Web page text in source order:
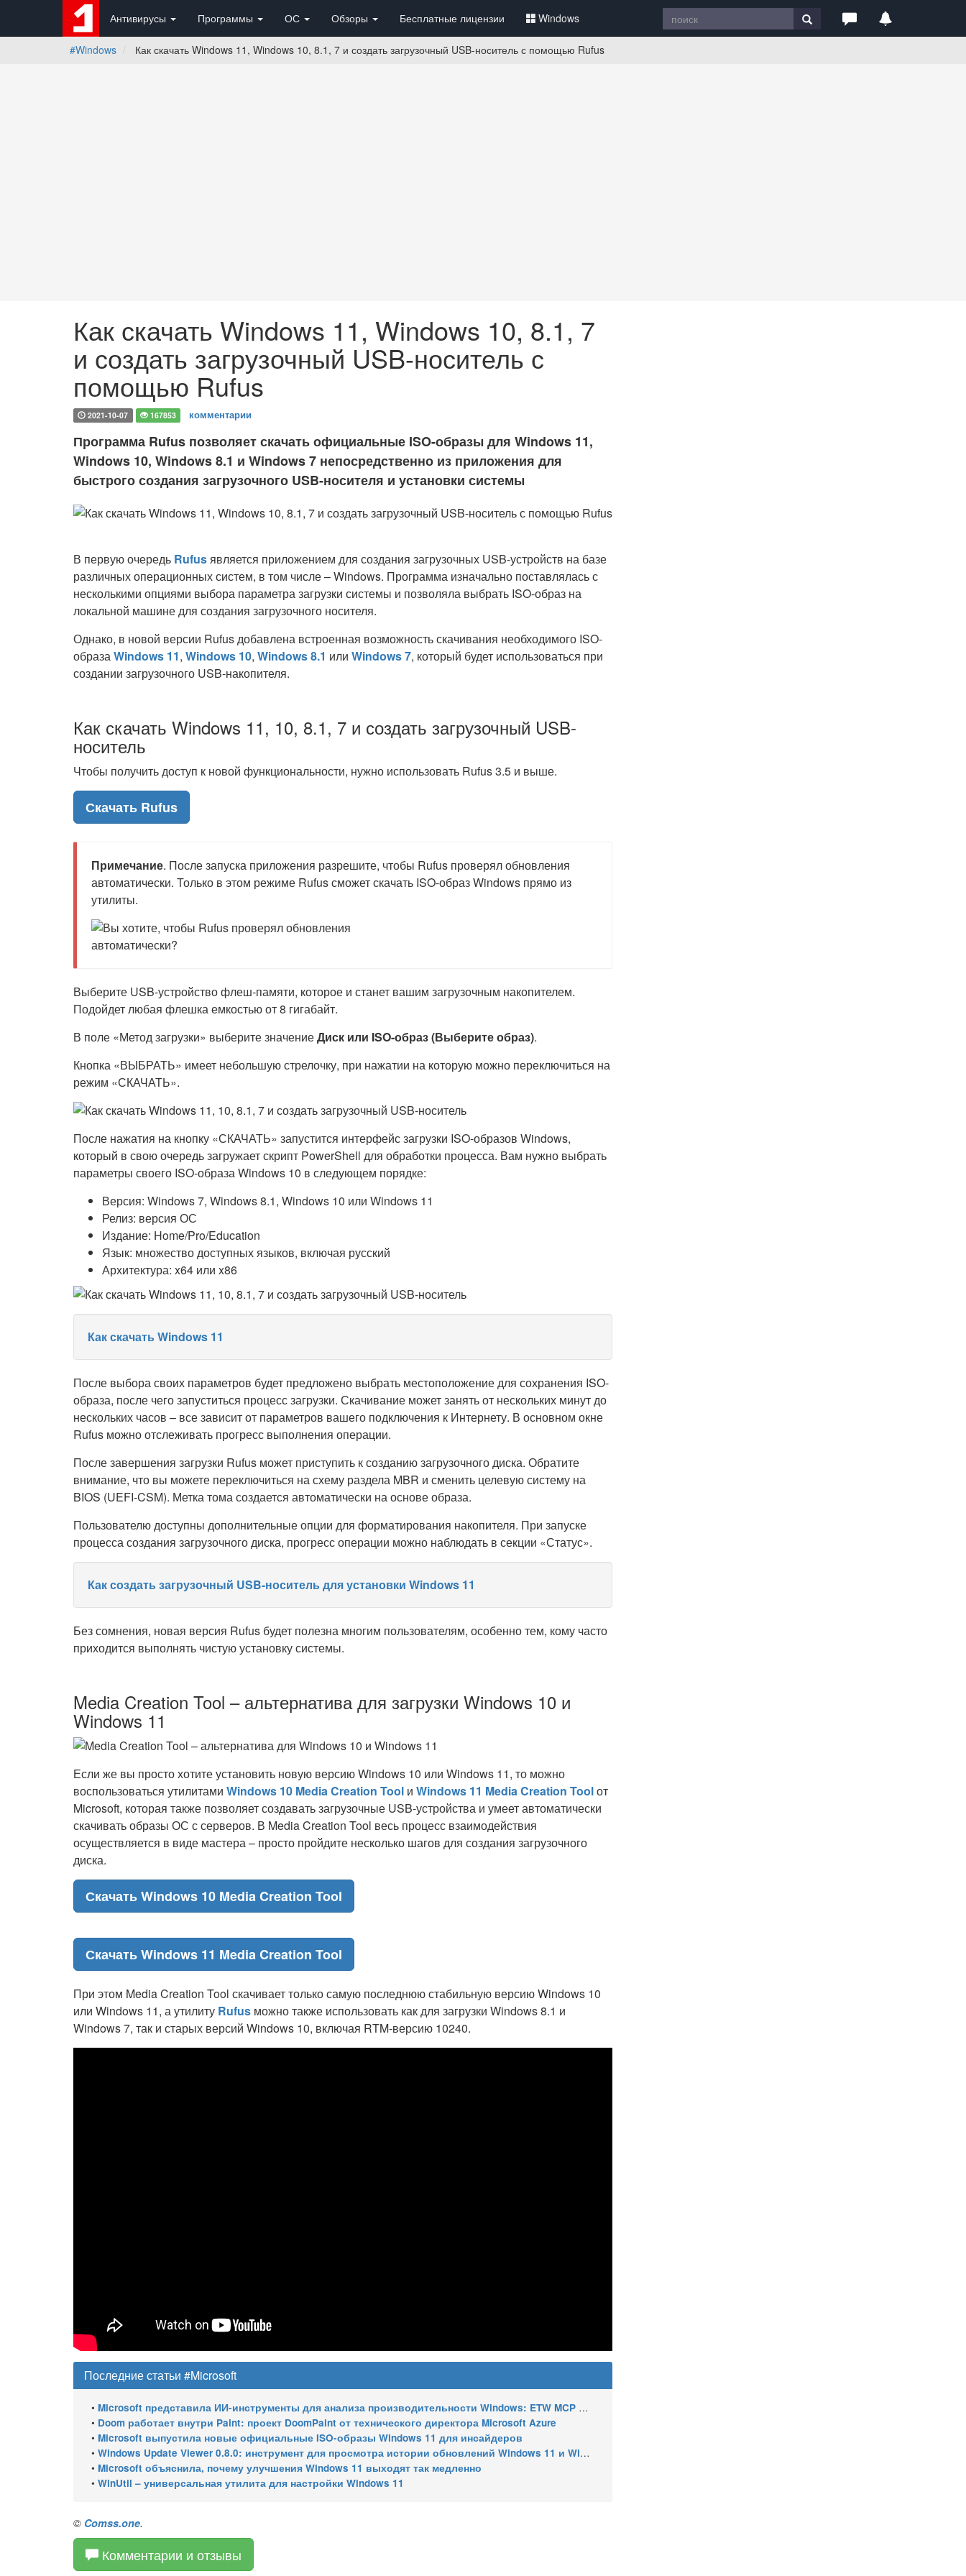
Антивирусы Программы ОС Обзоры Бесплатные лицензии Windows
#Windows Как скачать Windows 11, Windows 10, 8.1, 7 и создать загрузочный USB-носитель с помощью Rufus
Как скачать Windows 11, Windows 10, 8.1, 7
и создать загрузочный USB-носитель с
помощью Rufus
2021-10-07 167853 комментарии
Программа Rufus позволяет скачать официальные ISO-образы для Windows 11,
Windows 10, Windows 8.1 и Windows 7 непосредственно из приложения для
быстрого создания загрузочного USB-носителя и установки системы
В первую очередь Rufusявляется приложением для создания загрузочных USB-устройств на базе
различных операционных систем, в том числе – Windows. Программа изначально поставлялась с
несколькими опциями выбора параметра загрузки системы и позволяла выбрать ISO-образ на
локальной машине для создания загрузочного носителя.
Однако, в новой версии Rufus добавлена встроенная возможность скачивания необходимого ISO-
образаWindows 11, Windows 10, Windows 8.1 или Windows 7, который будет использоваться при
создании загрузочного USB-накопителя.
Как скачать Windows 11, 10, 8.1, 7 и создать загрузочный USB-
носитель
Чтобы получить доступ к новой функциональности, нужно использовать Rufus 3.5 и выше.
Скачать Rufus
Примечание. После запуска приложения разрешите, чтобы Rufus проверял обновления
автоматически. Только в этом режиме Rufus сможет скачать ISO-образ Windows прямо из
утилиты.
Выберите USB-устройство флеш-памяти, которое и станет вашим загрузочным накопителем.
Подойдет любая флешка емкостью от 8 гигабайт.
В поле «Метод загрузки» выберите значениеДиск или ISO-образ (Выберите образ).
Кнопка «ВЫБРАТЬ» имеет небольшую стрелочку, при нажатии на которую можно переключиться на
режим «СКАЧАТЬ».
После нажатия на кнопку «СКАЧАТЬ» запустится интерфейс загрузки ISO-образов Windows,
который в свою очередь загружает скрипт PowerShell для обработки процесса. Вам нужно выбрать
параметры своего ISO-образа Windows 10 в следующем порядке:
Версия: Windows 7, Windows 8.1, Windows 10 или Windows 11
Релиз: версия ОС
Издание: Home/Pro/Education
Язык: множество доступных языков, включая русский
Архитектура: x64 или x86
Как скачать Windows 11
После выбора своих параметров будет предложено выбрать местоположение для сохранения ISO-
образа, после чего запуститься процесс загрузки. Скачивание может занять от нескольких минут до
нескольких часов – все зависит от параметров вашего подключения к Интернету. В основном окне
Rufus можно отслеживать прогресс выполнения операции.
После завершения загрузки Rufus может приступить к созданию загрузочного диска. Обратите
внимание, что вы можете переключиться на схему раздела MBR и сменить целевую систему на
BIOS (UEFI-CSM). Метка тома создается автоматически на основе образа.
Пользователю доступны дополнительные опции для форматирования накопителя. При запуске
процесса создания загрузочного диска, прогресс операции можно наблюдать в секции «Статус».
Как создать загрузочный USB-носитель для установки Windows 11
Без сомнения, новая версия Rufus будет полезна многим пользователям, особенно тем, кому часто
приходится выполнять чистую установку системы.
Media Creation Tool – альтернатива для загрузки Windows 10 и
Windows 11
Если же вы просто хотите установить новую версию Windows 10 или Windows 11, то можно
воспользоваться утилитами Windows 10 Media Creation Tool и Windows 11 Media Creation Toolот
Microsoft, которая также позволяет создавать загрузочные USB-устройства и умеет автоматически
скачивать образы ОС с серверов. В Media Creation Tool весь процесс взаимодействия
осуществляется в виде мастера – просто пройдите несколько шагов для создания загрузочного
диска.
Скачать Windows 10 Media Creation Tool
Скачать Windows 11 Media Creation Tool
При этом Media Creation Tool скачивает только самую последнюю стабильную версию Windows 10
или Windows 11, а утилиту Rufus можно также использовать как для загрузки Windows 8.1 и
Windows 7, так и старых версий Windows 10, включая RTM-версию 10240.
Последние статьи #Microsoft
• Microsoft представила ИИ-инструменты для анализа производительности Windows: ETW MCP и WPA MCP
• Doom работает внутри Paint: проект DoomPaint от технического директора Microsoft Azure
• Microsoft выпустила новые официальные ISO-образы Windows 11 для инсайдеров
• Windows Update Viewer 0.8.0: инструмент для просмотра истории обновлений Windows 11 и Windows 10 получил улучшения
• Microsoft объяснила, почему улучшения Windows 11 выходят так медленно
• WinUtil – универсальная утилита для настройки Windows 11
© Comss.one.